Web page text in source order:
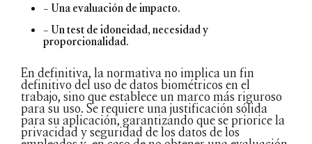
– Una evaluación de impacto.
– Un test de idoneidad, necesidad y
proporcionalidad.
En definitiva, la normativa no implica un fin
definitivo del uso de datos biométricos en el
trabajo, sino que establece un marco más riguroso
para su uso. Se requiere una justificación sólida
para su aplicación, garantizando que se priorice la
privacidad y seguridad de los datos de los